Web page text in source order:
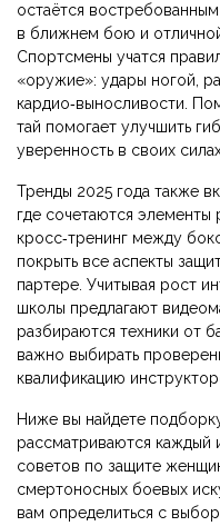
остаётся
в ближнем бою и
Спортсмены учатся
«оружие»: удары ногой,
кардио‑выносливости.
тай помогает улучшить
уверенность в своих
Тренды 2025 года также
где сочетаются элементы
кросс‑тренинг между
покрыть все аспекты
партере. Учитывая рост
школы предлагают
разбираются техники от
важно выбирать
квалификацию
Ниже вы найдете
рассматриваются каждый
советов по защите
смертоносных боевых
вам определиться с